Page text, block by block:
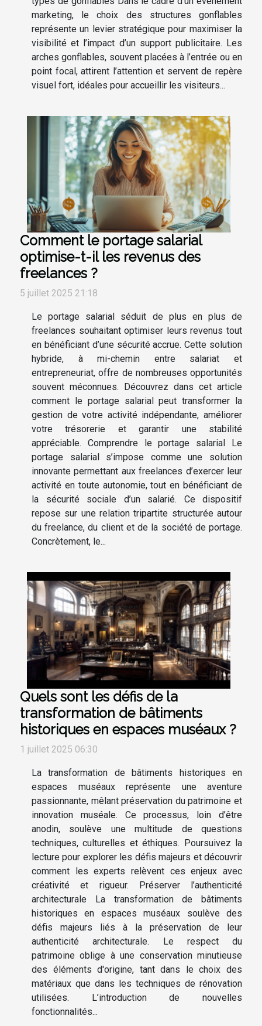
marketing, le choix des structures gonflables
représente un levier stratégique pour maximiser la
visibilité et l’impact d’un support publicitaire. Les
arches gonflables, souvent placées à l’entrée ou en
point focal, attirent l’attention et servent de repère
visuel fort, idéales pour accueillir les visiteurs...
Comment le portage salarial
optimise-t-il les revenus des
freelances ?
5 juillet 2025 21:18
Le portage salarial séduit de plus en plus de
freelances souhaitant optimiser leurs revenus tout
en bénéficiant d’une sécurité accrue. Cette solution
hybride, à mi-chemin entre salariat et
entrepreneuriat, offre de nombreuses opportunités
souvent méconnues. Découvrez dans cet article
comment le portage salarial peut transformer la
gestion de votre activité indépendante, améliorer
votre trésorerie et garantir une stabilité
appréciable. Comprendre le portage salarial Le
portage salarial s’impose comme une solution
innovante permettant aux freelances d’exercer leur
activité en toute autonomie, tout en bénéficiant de
la sécurité sociale d’un salarié. Ce dispositif
repose sur une relation tripartite structurée autour
du freelance, du client et de la société de portage.
Concrètement, le...
Quels sont les défis de la
transformation de bâtiments
historiques en espaces muséaux ?
1 juillet 2025 06:30
La transformation de bâtiments historiques en
espaces muséaux représente une aventure
passionnante, mêlant préservation du patrimoine et
innovation muséale. Ce processus, loin d’être
anodin, soulève une multitude de questions
techniques, culturelles et éthiques. Poursuivez la
lecture pour explorer les défis majeurs et découvrir
comment les experts relèvent ces enjeux avec
créativité et rigueur. Préserver l’authenticité
architecturale La transformation de bâtiments
historiques en espaces muséaux soulève des
défis majeurs liés à la préservation de leur
authenticité architecturale. Le respect du
patrimoine oblige à une conservation minutieuse
des éléments d'origine, tant dans le choix des
matériaux que dans les techniques de rénovation
utilisées. L’introduction de nouvelles
fonctionnalités...